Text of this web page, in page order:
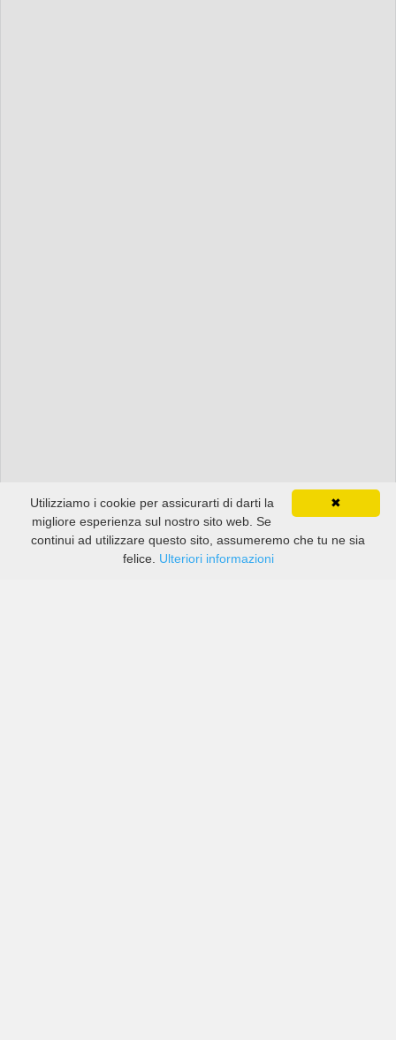
✖
Utilizziamo i cookie per assicurarti di darti la
migliore esperienza sul nostro sito web. Se
continui ad utilizzare questo sito, assumeremo che tu ne sia
felice. Ulteriori informazioni